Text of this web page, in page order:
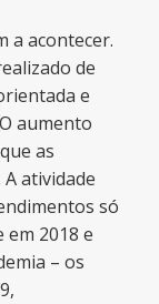
a acontecer.
de
e
aumento
as
atividade
só
em 2018 e
– os